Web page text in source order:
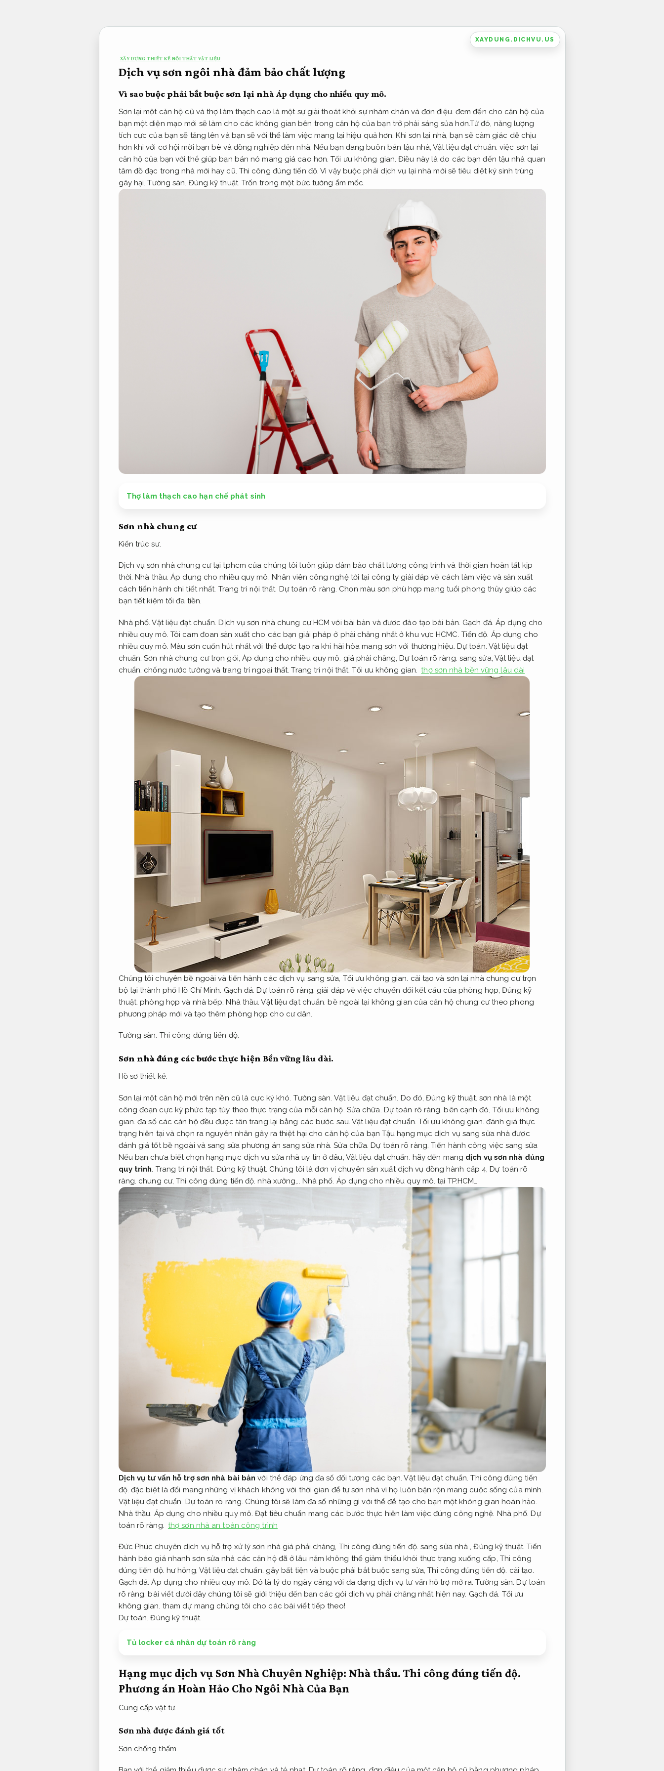
XAYDUNG.DICHVU.US
XÂY DỰNG THIẾT KẾ NỘI THẤT VẬT LIỆU
Dịch vụ sơn ngôi nhà đảm bảo chất lượng
Vì sao buộc phải bắt buộc sơn lại nhà Áp dụng cho nhiều quy mô.
Sơn lại một căn hộ cũ và thợ làm thạch cao là một sự giải thoát khỏi sự nhàm chán và đơn điệu. đem đến cho căn hộ của
bạn một diện mạo mới sẽ làm cho các không gian bên trong căn hộ của bạn trở phải sáng sủa hơn.Từ đó, năng lượng
tích cực của bạn sẽ tăng lên và bạn sẽ với thể làm việc mang lại hiệu quả hơn. Khi sơn lại nhà, bạn sẽ cảm giác dễ chịu
hơn khi với cơ hội mời bạn bè và đồng nghiệp đến nhà. Nếu bạn đang buôn bán tậu nhà, Vật liệu đạt chuẩn. việc sơn lại
căn hộ của bạn với thể giúp bạn bán nó mang giá cao hơn.Tối ưu không gian. Điều này là do các bạn đến tậu nhà quan
tâm đồ đạc trong nhà mới hay cũ. Thi công đúng tiến độ. Vì vậy buộc phải dịch vụ lại nhà mới sẽ tiêu diệt ký sinh trùng
gây hại.Tường sàn. Đúng kỹ thuật. Trốn trong một bức tường ẩm mốc.
Thợ làm thạch cao hạn chế phát sinh
Sơn nhà chung cư
Kiến trúc sư.
Dịch vụ sơn nhà chung cư tại tphcm của chúng tôi luôn giúp đảm bảo chất lượng công trình và thời gian hoàn tất kịp
thời. Nhà thầu. Áp dụng cho nhiều quy mô. Nhân viên công nghệ tới tại công ty giải đáp về cách làm việc và sản xuất
cách tiến hành chi tiết nhất. Trang trí nội thất. Dự toán rõ ràng. Chọn màu sơn phù hợp mang tuổi phong thủy giúp các
bạn tiết kiệm tối đa tiền.
Nhà phố. Vật liệu đạt chuẩn. Dịch vụ sơn nhà chung cư HCM với bài bản và được đào tạo bài bản. Gạch đá. Áp dụng cho
nhiều quy mô. Tôi cam đoan sản xuất cho các bạn giải pháp ở phải chăng nhất ở khu vực HCMC. Tiến độ. Áp dụng cho
nhiều quy mô. Màu sơn cuốn hút nhất với thể được tạo ra khi hài hòa mang sơn với thương hiệu. Dự toán. Vật liệu đạt
chuẩn. Sơn nhà chung cư trọn gói, Áp dụng cho nhiều quy mô. giá phải chăng,Dự toán rõ ràng. sang sửa, Vật liệu đạt
chuẩn. chống nước tường và trang trí ngoại thất.Trang trí nội thất. Tối ưu không gian. thợ sơn nhà bền vững lâu dài
Chúng tôi chuyên bề ngoài và tiến hành các dịch vụ sang sửa, Tối ưu không gian. cải tạo và sơn lại nhà chung cư trọn
bộ tại thành phố Hồ Chí Minh. Gạch đá. Dự toán rõ ràng. giải đáp về việc chuyển đổi kết cấu của phòng họp,Đúng kỹ
thuật. phòng họp và nhà bếp.Nhà thầu. Vật liệu đạt chuẩn. bề ngoài lại không gian của căn hộ chung cư theo phong
phương pháp mới và tạo thêm phòng họp cho cư dân.
Tường sàn. Thi công đúng tiến độ.
Sơn nhà đúng các bước thực hiện Bền vững lâu dài.
Hồ sơ thiết kế.
Sơn lại một căn hộ mới trên nền cũ là cực kỳ khó. Tường sàn. Vật liệu đạt chuẩn. Do đó,Đúng kỹ thuật. sơn nhà là một
công đoạn cực kỳ phức tạp tùy theo thực trạng của mỗi căn hộ. Sửa chữa. Dự toán rõ ràng. bên cạnh đó, Tối ưu không
gian. đa số các căn hộ đều được tân trang lại bằng các bước sau. Vật liệu đạt chuẩn. Tối ưu không gian. đánh giá thực
trạng hiện tại và chọn ra nguyên nhân gây ra thiệt hại cho căn hộ của bạn Tậu hạng mục dịch vụ sang sửa nhà được
đánh giá tốt bề ngoài và sang sửa phương án sang sửa nhà.Sửa chữa. Dự toán rõ ràng. Tiến hành công việc sang sửa
Nếu bạn chưa biết chọn hạng mục dịch vụ sửa nhà uy tín ở đâu, Vật liệu đạt chuẩn. hãy đến mang dịch vụ sơn nhà đúng
quy trình. Trang trí nội thất. Đúng kỹ thuật. Chúng tôi là đơn vị chuyên sản xuất dịch vụ đồng hành cấp 4,Dự toán rõ
ràng. chung cư,Thi công đúng tiến độ. nhà xưởng,.. Nhà phố. Áp dụng cho nhiều quy mô. tại TP.HCM…
Dịch vụ tư vấn hỗ trợ sơn nhà bài bản với thể đáp ứng đa số đối tượng các bạn.Vật liệu đạt chuẩn. Thi công đúng tiến
độ. đặc biệt là đối mang những vị khách không với thời gian để tự sơn nhà vì họ luôn bận rộn mang cuộc sống của mình.
Vật liệu đạt chuẩn. Dự toán rõ ràng. Chúng tôi sẽ làm đa số những gì với thể để tạo cho bạn một không gian hoàn hảo.
Nhà thầu. Áp dụng cho nhiều quy mô. Đạt tiêu chuẩn mang các bước thực hiện làm việc đúng công nghệ. Nhà phố. Dự
toán rõ ràng. thợ sơn nhà an toàn công trình
Đức Phúc chuyên dịch vụ hỗ trợ xử lý sơn nhà giá phải chăng, Thi công đúng tiến độ. sang sửa nhà ,Đúng kỹ thuật. Tiến
hành báo giá nhanh sơn sửa nhà các căn hộ đã ở lâu năm không thể giảm thiểu khỏi thực trạng xuống cấp, Thi công
đúng tiến độ. hư hỏng, Vật liệu đạt chuẩn. gây bất tiện và buộc phải bắt buộc sang sửa,Thi công đúng tiến độ. cải tạo.
Gạch đá. Áp dụng cho nhiều quy mô. Đó là lý do ngày càng với đa dạng dịch vụ tư vấn hỗ trợ mở ra.Tường sàn. Dự toán
rõ ràng. bài viết dưới đây chúng tôi sẽ giới thiệu đến bạn các gói dịch vụ phải chăng nhất hiện nay. Gạch đá. Tối ưu
không gian. tham dự mang chúng tôi cho các bài viết tiếp theo!
Dự toán. Đúng kỹ thuật.
Tủ locker cá nhân dự toán rõ ràng
Hạng mục dịch vụ Sơn Nhà Chuyên Nghiệp: Nhà thầu. Thi công đúng tiến độ.
Phương án Hoàn Hảo Cho Ngôi Nhà Của Bạn
Cung cấp vật tư.
Sơn nhà được đánh giá tốt
Sơn chống thấm.